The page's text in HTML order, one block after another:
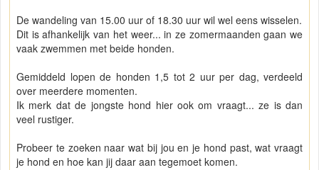
De wandeling van 15.00 uur of 18.30 uur wil wel eens wisselen.
Dit is afhankelijk van het weer... in ze zomermaanden gaan we
vaak zwemmen met beide honden.
Gemiddeld lopen de honden 1,5 tot 2 uur per dag, verdeeld
over meerdere momenten.
Ik merk dat de jongste hond hier ook om vraagt... ze is dan
veel rustiger.
Probeer te zoeken naar wat bij jou en je hond past, wat vraagt
je hond en hoe kan jij daar aan tegemoet komen.